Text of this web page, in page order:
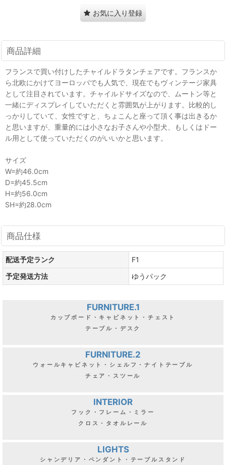
お気に入り登録
商品詳細
フランスで買い付けしたチャイルドラタンチェアです。フランスか
ら北欧にかけてヨーロッパでも人気で、現在でもヴィンテージ家具
として注目されています。チャイルドサイズなので、ムートン等と
一緒にディスプレイしていただくと雰囲気が上がります。比較的し
っかりしていて、女性ですと、ちょこんと座って頂く事は出きるか
と思いますが、重量的には小さなお子さんや小型犬、もしくはドー
ル用として使っていただくのがいいかと思います。
サイズ
W=約46.0cm
D=約45.5cm
H=約56.0cm
SH=約28.0cm
商品仕様
配送予定ランク
F1
予定発送方法
ゆうパック
FURNITURE.1
カップボード・キャビネット・チェスト
テーブル・デスク
FURNITURE.2
ウォールキャビネット・シェルフ・ナイトテーブル
チェア・スツール
INTERIOR
フック・フレーム・ミラー
クロス・タオルレール
LIGHTS
シャンデリア・ペンダント・テーブルスタンド